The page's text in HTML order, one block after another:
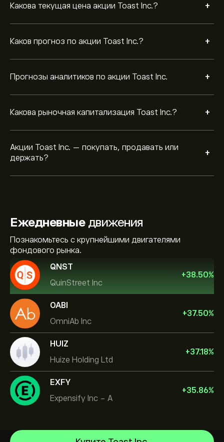
Какова текущая цена акции Toast Inc.? +
Каков прогноз по акции Toast Inc.? +
Прогнозы аналитиков по акции Toast Inc. +
Какова рыночная капитализация Toast Inc.? +
Акции Toast Inc. — покупать, продавать или
держать?
+
Ежедневныедвижения
Познакомьтесь с крупнейшими двигателями
фондового рынка.
QNST
QuinStreet Inc
+38.50%
OABI
OmniAb Inc
+37.50%
HUIZ
Huize Holding Ltd
+37.18%
EXFY
Expensify Inc - A
+35.86%